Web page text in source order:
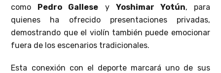
como
Pedro Gallese y Yoshimar Yotún, para
quienes ha ofrecido presentaciones privadas,
demostrando que el violín también puede emocionar
fuera de los escenarios tradicionales.
Esta conexión con el deporte marcará uno de sus